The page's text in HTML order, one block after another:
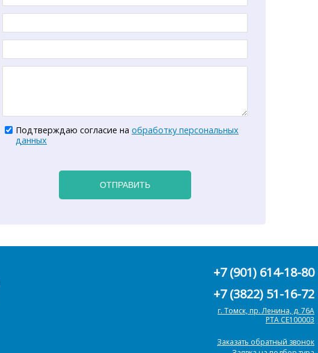
Подтверждаю согласие наобработку персональных
данных
ОТПРАВИТЬ
+7 (901) 614-18-80
+7 (3822) 51-16-72
г. Томск, пр. Ленина, д. 76А
РТА СЕ100003
Заказать обратный звонок